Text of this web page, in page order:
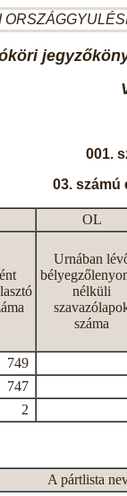
001.
03. számú
OL
Urnában
nélküli
száma
749
747
2
A pártlista